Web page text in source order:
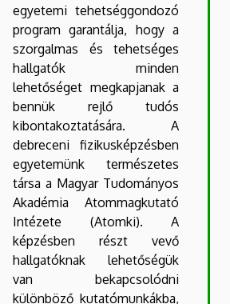
egyetemi tehetséggondozó
program garantálja, hogy a
szorgalmas és tehetséges
hallgatók minden
lehetőséget megkapjanak a
bennük rejlő tudós
kibontakoztatására. A
debreceni fizikusképzésben
egyetemünk természetes
társa a Magyar Tudományos
Akadémia Atommagkutató
Intézete (Atomki). A
képzésben részt vevő
hallgatóknak lehetőségük
van bekapcsolódni
különböző kutatómunkákba,